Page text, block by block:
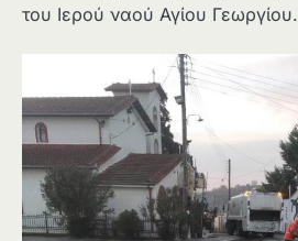
του Ιερού ναού Αγίου Γεωργίου.